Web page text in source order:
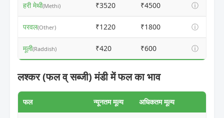
हरी मेथी(Methi) ₹3520 ₹4500 ⓘ
परवल(Other) ₹1220 ₹1800 ⓘ
मूली(Raddish) ₹420 ₹600 ⓘ
लश्कर (फल व् सब्जी) मंडी में फल का भाव
फल न्यूनतम मूल्य अधिकतम मूल्य